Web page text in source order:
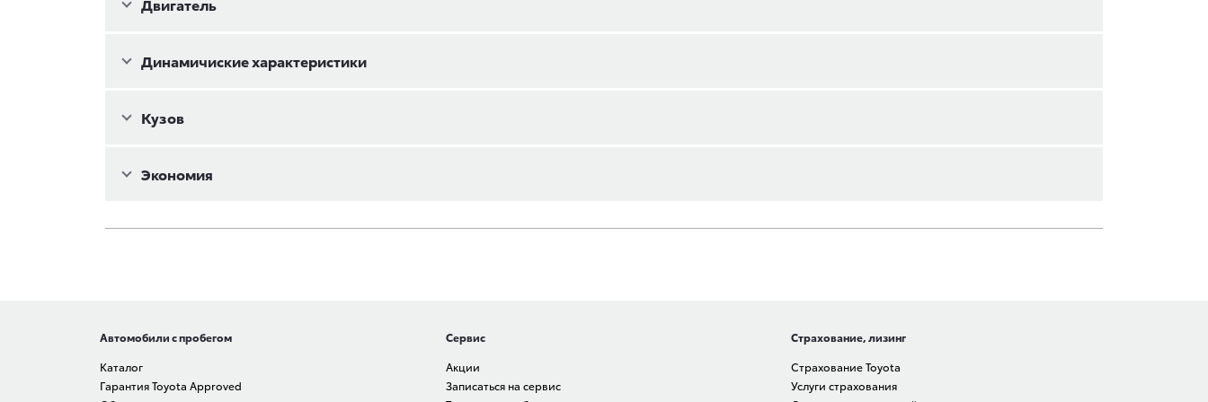
Динамичиские характеристики
Кузов
Экономия
Автомобили с пробегом
Каталог
Гарантия Toyota Approved
Сервис
Акции
Записаться на сервис
Страхование, лизинг
Страхование Toyota
Услуги страхования